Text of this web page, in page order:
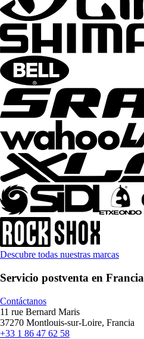
Descubre todas nuestras marcas
Servicio postventa en Francia
Contáctanos
11 rue Bernard Maris
37270 Montlouis-sur-Loire, Francia
+33 1 86 47 62 58